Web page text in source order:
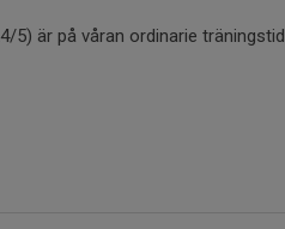
5) är på våran ordinarie träningstid